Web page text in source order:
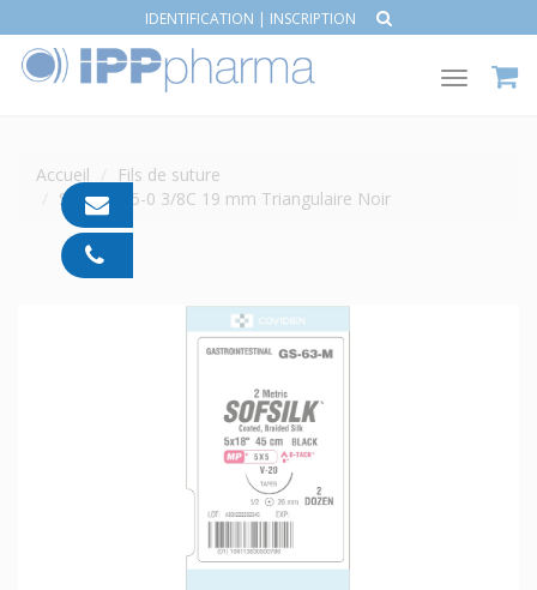
IDENTIFICATION | INSCRIPTION
Toggle
Accueil
Fils de suture
SOFSILK 5-0 3/8C 19 mm Triangulaire Noir
contact@ipp-
pharma.com
91